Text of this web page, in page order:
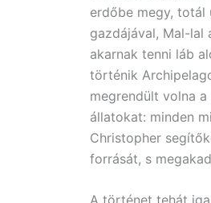
erdőbe megy,
gazdájával, Mal-
akarnak tenni láb
történik
megrendült volna
állatokat: minden
Christopher
forrását, s